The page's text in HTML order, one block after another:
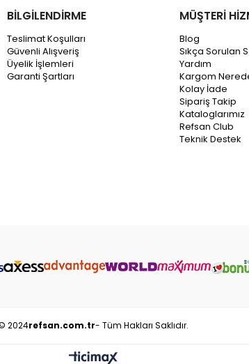
BİLGİLENDİRME
Teslimat Koşulları
Güvenli Alışveriş
Üyelik İşlemleri
Garanti Şartları
MÜŞTERİ
Blog
Sıkça Sorulan
Yardım
Kargom
Kolay İade
Sipariş Takip
Kataloglarımız
Refsan Club
Teknik Destek
2024refsan.com.tr- Tüm Hakları Saklıdır.